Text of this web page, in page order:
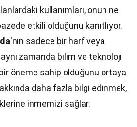
kullanımları, onun ne
etkili olduğunu kanıtlıyor.
'nın sadece bir harf veya
aynı zamanda bilim ve teknoloji
öneme sahip olduğunu ortaya
daha fazla bilgi edinmek,
inmemizi sağlar.